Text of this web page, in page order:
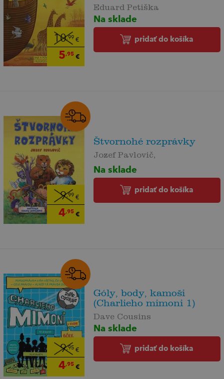
10,99 €
5,95€
Eduard Petiška
Na sklade
pridať do košíka
9,99 €
4,95€
Štvornohé rozprávky
Jozef Pavlovič,
Na sklade
pridať do košíka
9,95€
4,95€
Góly, body, kamoši
(Charlieho mimoni 1)
Dave Cousins
Na sklade
pridať do košíka